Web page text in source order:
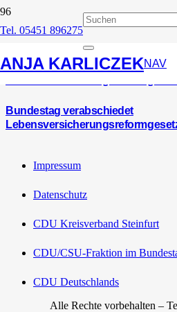
Tel. 05451 896275
ANJA KARLICZEKNAV
LVRG
Bundestag verabschiedet
Impressum
Datenschutz
CDU Kreisverband Steinfurt
CDU/CSU-Fraktion im
CDU Deutschlands
Alle Rechte vorbehalten –